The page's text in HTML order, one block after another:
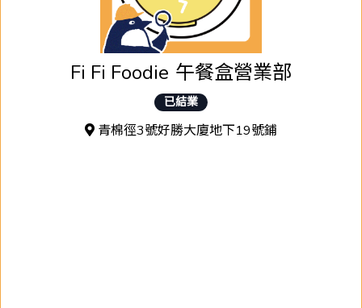
Fi Fi Foodie 午餐盒營業部
已結業
青棉徑3號好勝大廈地下19號鋪